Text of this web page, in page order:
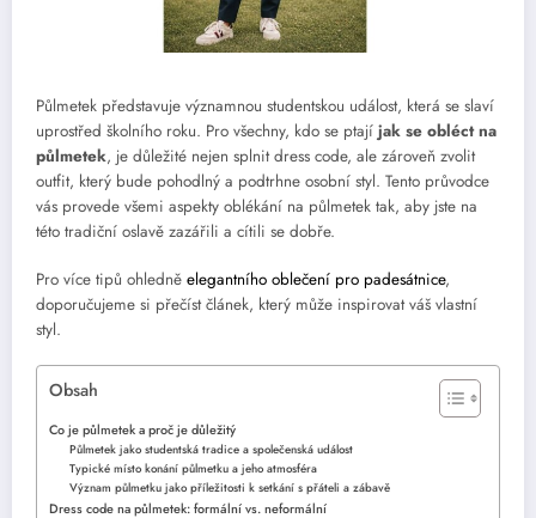
Půlmetek představuje významnou studentskou událost, která se slaví
uprostřed školního roku. Pro všechny, kdo se ptají jak se obléct na
půlmetek, je důležité nejen splnit dress code, ale zároveň zvolit
outfit, který bude pohodlný a podtrhne osobní styl. Tento průvodce
vás provede všemi aspekty oblékání na půlmetek tak, aby jste na
této tradiční oslavě zazářili a cítili se dobře.
Pro více tipů ohledně elegantního oblečení pro padesátnice,
doporučujeme si přečíst článek, který může inspirovat váš vlastní
styl.
Obsah
Co je půlmetek a proč je důležitý
Půlmetek jako studentská tradice a společenská událost
Typické místo konání půlmetku a jeho atmosféra
Význam půlmetku jako příležitosti k setkání s přáteli a zábavě
Dress code na půlmetek: formální vs. neformální